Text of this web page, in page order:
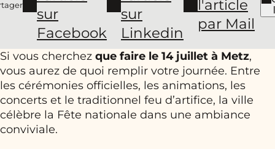
sur
Facebook
sur
Linkedin
l'article
par Mail
Si vous cherchez que faire le 14 juillet à Metz,
vous aurez de quoi remplir votre journée. Entre
les cérémonies officielles, les animations, les
concerts et le traditionnel feu d’artifice, la ville
célèbre la Fête nationale dans une ambiance
conviviale.